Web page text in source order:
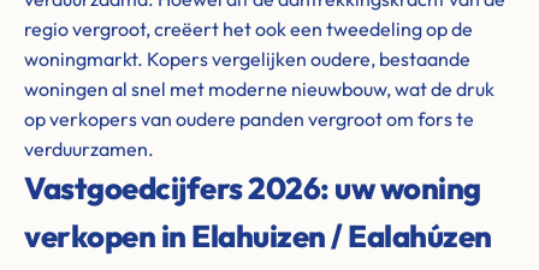
regio vergroot, creëert het ook een tweedeling op de
woningmarkt. Kopers vergelijken oudere, bestaande
woningen al snel met moderne nieuwbouw, wat de druk
op verkopers van oudere panden vergroot om fors te
verduurzamen.
Vastgoedcijfers 2026: uw woning
verkopen in Elahuizen / Ealahúzen